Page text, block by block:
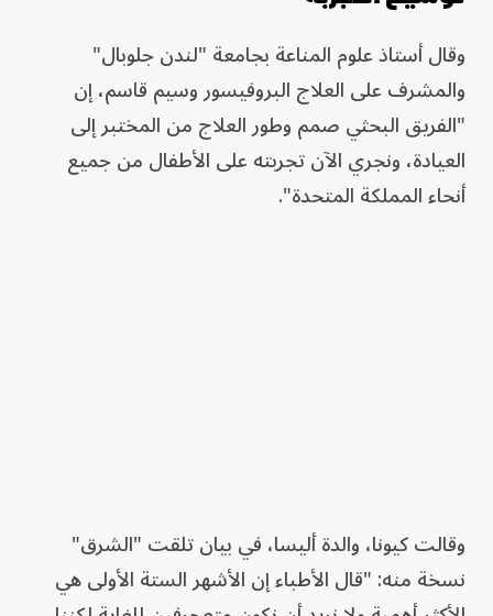
وقال أستاذ علوم المناعة بجامعة "لندن جلوبال"
والمشرف على العلاج البروفيسور وسيم قاسم، إن
"الفريق البحثي صمم وطور العلاج من المختبر إلى
العيادة، ونجري الآن تجربته على الأطفال من جميع
أنحاء المملكة المتحدة".
وقالت كيونا، والدة أليسا، في بيان تلقت "الشرق"
نسخة منه: "قال الأطباء إن الأشهر الستة الأولى هي